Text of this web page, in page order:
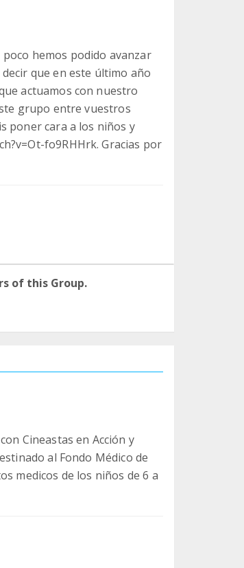
hemos podido avanzar
que en este último año
actuamos con nuestro
grupo entre vuestros
poner cara a los niños y
fo9RHHrk. Gracias por
of this Group.
Cineastas en Acción y
al Fondo Médico de
medicos de los niños de 6 a